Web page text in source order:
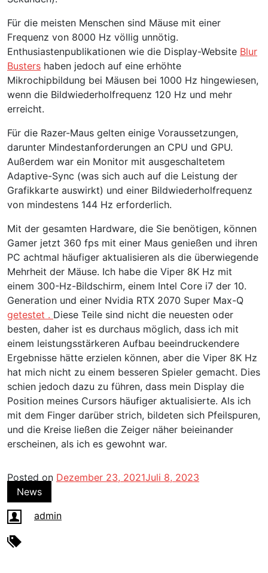
Für die meisten Menschen sind Mäuse mit einer
Frequenz von 8000 Hz völlig unnötig.
Enthusiastenpublikationen wie die Display-Website Blur
Busters haben jedoch auf eine erhöhte
Mikrochipbildung bei Mäusen bei 1000 Hz hingewiesen,
wenn die Bildwiederholfrequenz 120 Hz und mehr
erreicht.
Für die Razer-Maus gelten einige Voraussetzungen,
darunter Mindestanforderungen an CPU und GPU.
Außerdem war ein Monitor mit ausgeschaltetem
Adaptive-Sync (was sich auch auf die Leistung der
Grafikkarte auswirkt) und einer Bildwiederholfrequenz
von mindestens 144 Hz erforderlich.
Mit der gesamten Hardware, die Sie benötigen, können
Gamer jetzt 360 fps mit einer Maus genießen und ihren
PC achtmal häufiger aktualisieren als die überwiegende
Mehrheit der Mäuse. Ich habe die Viper 8K Hz mit
einem 300-Hz-Bildschirm, einem Intel Core i7 der 10.
Generation und einer Nvidia RTX 2070 Super Max-Q
getestet . Diese Teile sind nicht die neuesten oder
besten, daher ist es durchaus möglich, dass ich mit
einem leistungsstärkeren Aufbau beeindruckendere
Ergebnisse hätte erzielen können, aber die Viper 8K Hz
hat mich nicht zu einem besseren Spieler gemacht. Dies
schien jedoch dazu zu führen, dass mein Display die
Position meines Cursors häufiger aktualisierte. Als ich
mit dem Finger darüber strich, bildeten sich Pfeilspuren,
und die Kreise ließen die Zeiger näher beieinander
erscheinen, als ich es gewohnt war.
Posted on Dezember 23, 2021Juli 8, 2023
News
admin